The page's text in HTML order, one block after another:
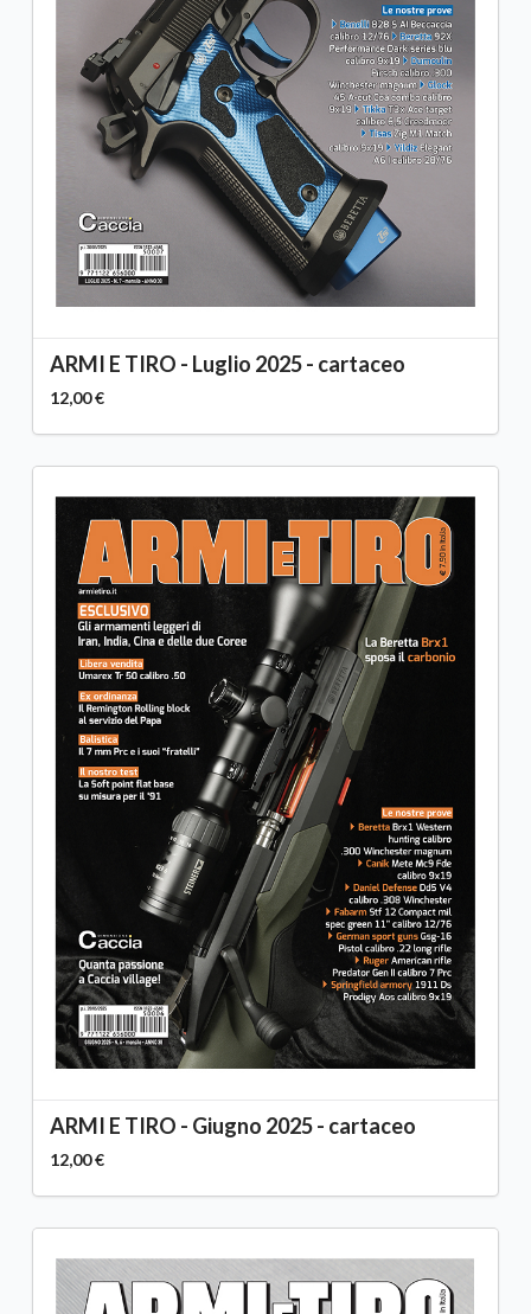
ARMI E TIRO - Luglio 2025 - cartaceo
12,00 €
ARMI E TIRO - Giugno 2025 - cartaceo
12,00 €